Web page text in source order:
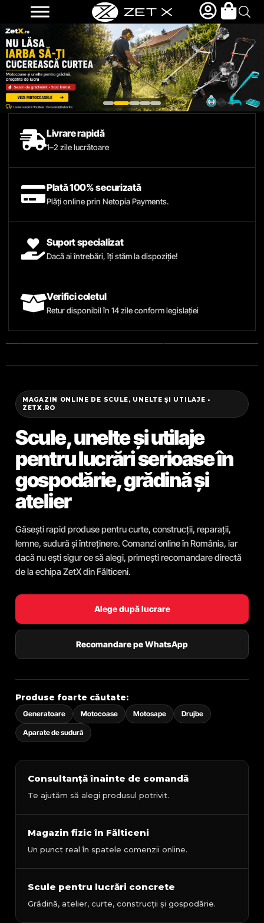
Livrare rapidă
1–2 zile lucrătoare
Plată 100% securizată
Plăți online prin Netopia Payments.
Suport specializat
Dacă ai întrebări, îți stăm la dispoziție!
Verifici coletul
Retur disponibil în 14 zile conform legislației
MAGAZIN ONLINE DE SCULE, UNELTE ȘI UTILAJE •
ZETX.RO
Scule, unelte și utilaje
pentru lucrări serioase în
gospodărie, grădină și
atelier
Găsești rapid produse pentru curte, construcții, reparații,
lemne, sudură și întreținere. Comanzi online în România, iar
dacă nu ești sigur ce să alegi, primești recomandare directă
de la echipa ZetX din Fălticeni.
Alege după lucrare
Recomandare pe WhatsApp
Produse foarte căutate:
Generatoare Motocoase Motosape Drujbe
Aparate de sudură
Consultanță înainte de comandă
Te ajutăm să alegi produsul potrivit.
Magazin fizic în Fălticeni
Un punct real în spatele comenzii online.
Scule pentru lucrări concrete
Grădină, atelier, curte, construcții și gospodărie.